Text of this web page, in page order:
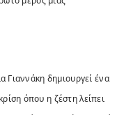
Γιαννάκη δημιουργεί ένα
όπου η ζέστη λείπει